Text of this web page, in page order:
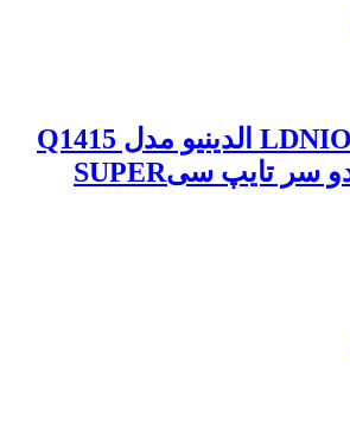
شارژر دیواری LDNIO الدینیو مدل Q1415
به همراه کابل دو سر تایپ سیSUPER